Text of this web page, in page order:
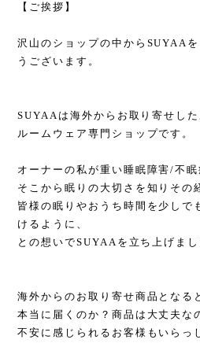
【ご挨拶】
沢山のショップの中からSUYAA
うございます。
SUYAAは海外からお取り寄せし
ルームウェア専門ショップです。
オーナーの私が重い睡眠障害/不
そこから眠りの大切さを知りその
皆様の眠りやおうち時間を少しで
けるように、
との想いでSUYAAを立ち上げまし
海外からのお取り寄せ商品となる
本当に届くのか？商品は大丈夫な
不安に感じられるお客様もいらっ